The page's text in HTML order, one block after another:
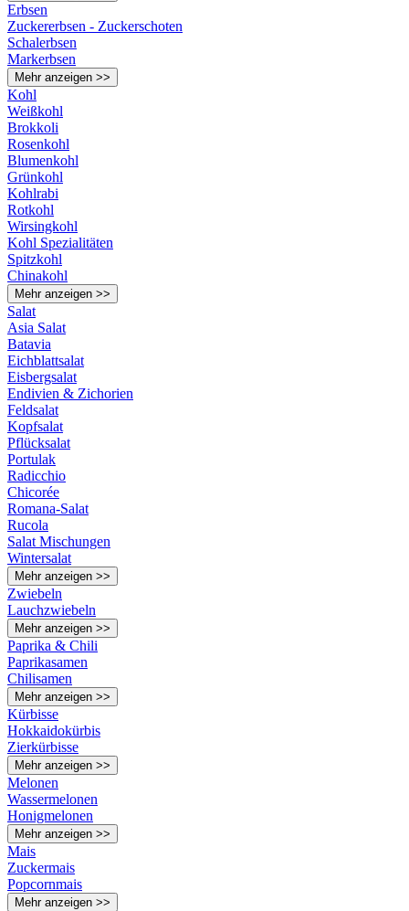
Erbsen
Zuckererbsen - Zuckerschoten
Schalerbsen
Markerbsen
Mehr anzeigen >>
Kohl
Weißkohl
Brokkoli
Rosenkohl
Blumenkohl
Grünkohl
Kohlrabi
Rotkohl
Wirsingkohl
Kohl Spezialitäten
Spitzkohl
Chinakohl
Mehr anzeigen >>
Salat
Asia Salat
Batavia
Eichblattsalat
Eisbergsalat
Endivien & Zichorien
Feldsalat
Kopfsalat
Pflücksalat
Portulak
Radicchio
Chicorée
Romana-Salat
Rucola
Salat Mischungen
Wintersalat
Mehr anzeigen >>
Zwiebeln
Lauchzwiebeln
Mehr anzeigen >>
Paprika & Chili
Paprikasamen
Chilisamen
Mehr anzeigen >>
Kürbisse
Hokkaidokürbis
Zierkürbisse
Mehr anzeigen >>
Melonen
Wassermelonen
Honigmelonen
Mehr anzeigen >>
Mais
Zuckermais
Popcornmais
Mehr anzeigen >>